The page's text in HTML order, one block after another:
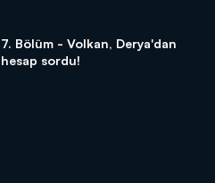
7. Bölüm - Volkan, Derya'dan
hesap sordu!